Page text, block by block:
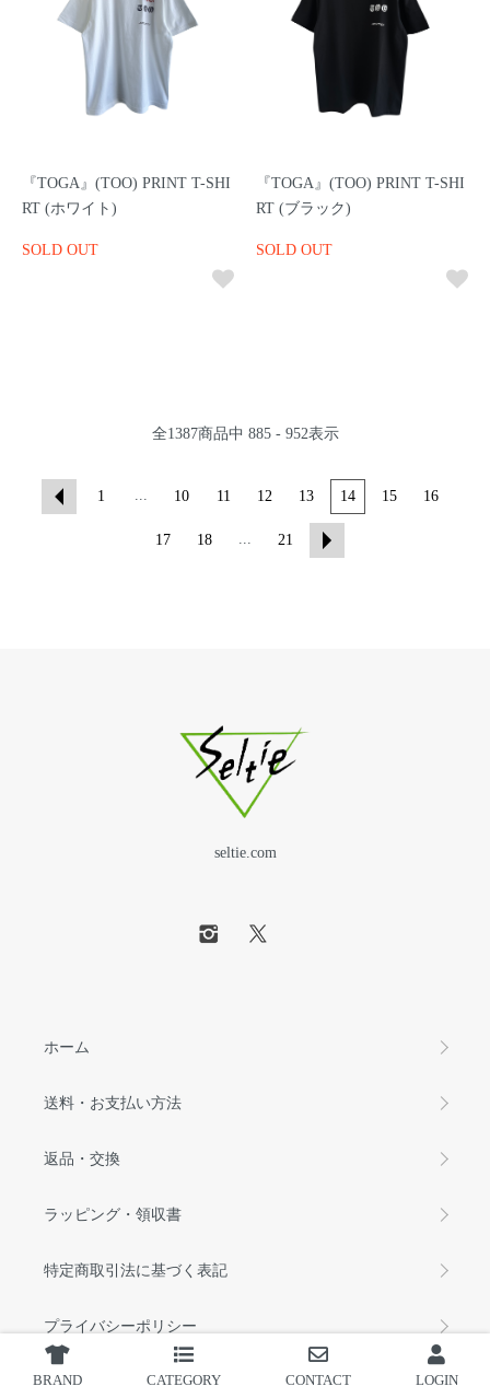
BRAND CATEGORY CONTACT LOGIN
『TOGA』(TOO) PRINT T-SHI
RT (ホワイト)
SOLD OUT
『TOGA』(TOO) PRINT T-SHI
RT (ブラック)
SOLD OUT
全1387商品中 885 - 952表示
1 ... 10 11 12 13 14 15 16
17 18 ... 21
seltie.com
ホーム
送料・お支払い方法
返品・交換
ラッピング・領収書
特定商取引法に基づく表記
プライバシーポリシー
Seltie Blog